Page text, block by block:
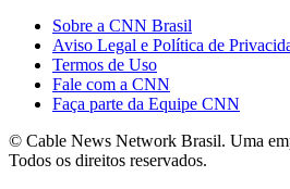
Sobre a CNN Brasil
Aviso Legal e Política de
Termos de Uso
Fale com a CNN
Faça parte da Equipe CNN
© Cable News Network Brasil. Uma
Todos os direitos reservados.